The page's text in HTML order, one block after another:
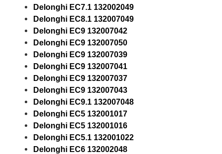
Delonghi EC7.1 132002049
Delonghi EC8.1 132007049
Delonghi EC9 132007042
Delonghi EC9 132007050
Delonghi EC9 132007039
Delonghi EC9 132007041
Delonghi EC9 132007037
Delonghi EC9 132007043
Delonghi EC9.1 132007048
Delonghi EC5 132001017
Delonghi EC5 132001016
Delonghi EC5.1 132001022
Delonghi EC6 132002048